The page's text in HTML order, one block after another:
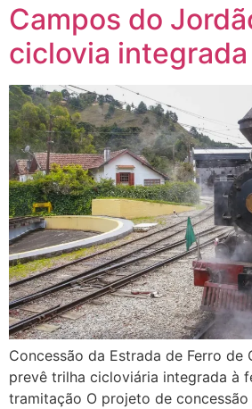
Campos do
ciclovia integrada
Concessão da Estrada de Ferro de
prevê trilha cicloviária integrada à
tramitação O projeto de concessão